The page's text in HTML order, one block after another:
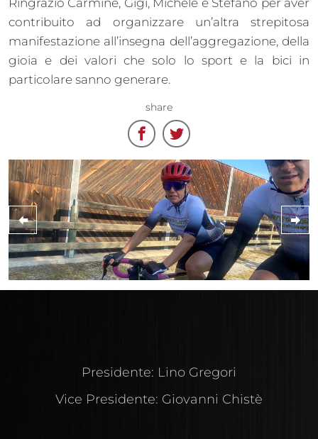
Ringrazio Carmine, Gigi, Michele e Stefano per aver
contribuito ad organizzare un’altra strepitosa
manifestazione all’insegna dell’aggregazione, della
gioia e dei valori che solo lo sport e la bici in
particolare sanno generare.
share
Presidente: Lino Gregori
Vice Presidente: Giovanni Chistè